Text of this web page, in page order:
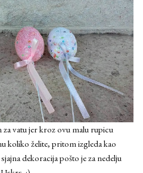
za vatu jer kroz ovu malu rupicu
koliko želite, pritom izgleda kao
dekoracija pošto je za nedelju